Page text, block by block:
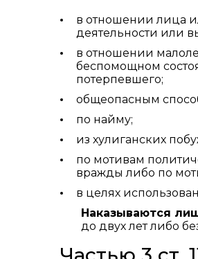
в отношении лица
деятельности или
в отношении
беспомощном
потерпевшего;
общеопасным
по найму;
из хулиганских
по мотивам
вражды либо по
в целях
Наказываются
до двух лет либо